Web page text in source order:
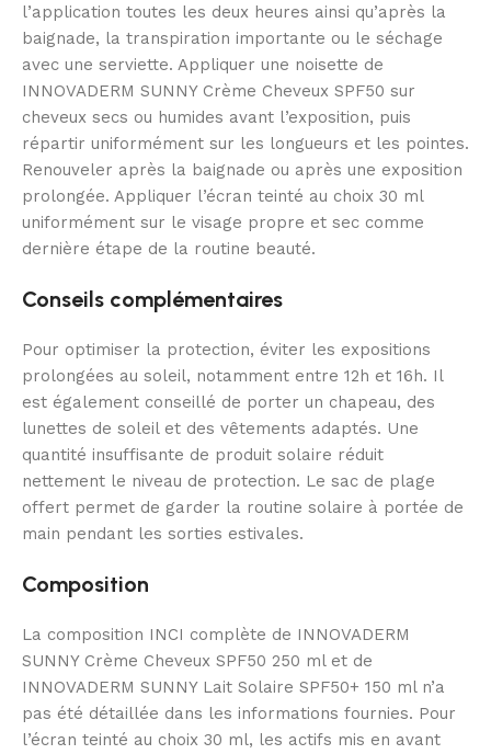
l’application toutes les deux heures ainsi qu’après la
baignade, la transpiration importante ou le séchage
avec une serviette. Appliquer une noisette de
INNOVADERM SUNNY Crème Cheveux SPF50 sur
cheveux secs ou humides avant l’exposition, puis
répartir uniformément sur les longueurs et les pointes.
Renouveler après la baignade ou après une exposition
prolongée. Appliquer l’écran teinté au choix 30 ml
uniformément sur le visage propre et sec comme
dernière étape de la routine beauté.
Conseils complémentaires
Pour optimiser la protection, éviter les expositions
prolongées au soleil, notamment entre 12h et 16h. Il
est également conseillé de porter un chapeau, des
lunettes de soleil et des vêtements adaptés. Une
quantité insuffisante de produit solaire réduit
nettement le niveau de protection. Le sac de plage
offert permet de garder la routine solaire à portée de
main pendant les sorties estivales.
Composition
La composition INCI complète de INNOVADERM
SUNNY Crème Cheveux SPF50 250 ml et de
INNOVADERM SUNNY Lait Solaire SPF50+ 150 ml n’a
pas été détaillée dans les informations fournies. Pour
l’écran teinté au choix 30 ml, les actifs mis en avant